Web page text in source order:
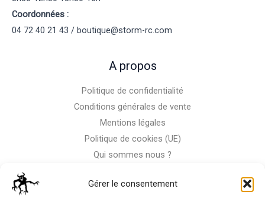
Gérer le consentement
Coordonnées :
04 72 40 21 43 / boutique@storm-rc.com
A propos
Politique de confidentialité
Conditions générales de vente
Mentions légales
Politique de cookies (UE)
Qui sommes nous ?